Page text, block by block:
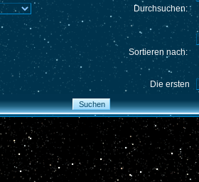
Durchsuchen:
Sortieren nach:
Die ersten